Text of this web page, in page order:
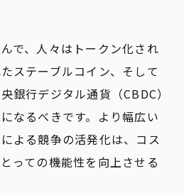
で、人々はトークン化され
ステーブルコイン、そして
銀行デジタル通貨（CBDC）
なるべきです。より幅広い
よる競争の活発化は、コス
っての機能性を向上させる